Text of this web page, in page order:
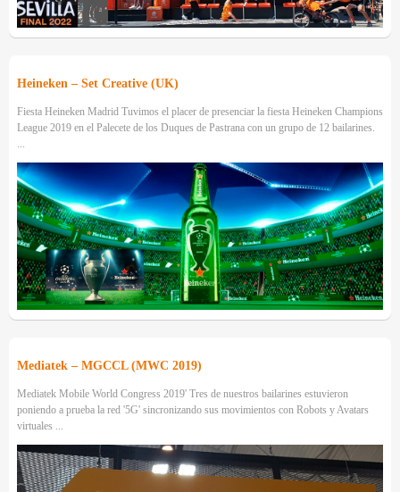
Heineken – Set Creative (UK)
Fiesta Heineken Madrid Tuvimos el placer de presenciar la fiesta Heineken Champions
League 2019 en el Palecete de los Duques de Pastrana con un grupo de 12 bailarines.
Mediatek – MGCCL (MWC 2019)
Mediatek Mobile World Congress 2019' Tres de nuestros bailarines estuvieron
poniendo a prueba la red '5G' sincronizando sus movimientos con Robots y Avatars
virtuales ...